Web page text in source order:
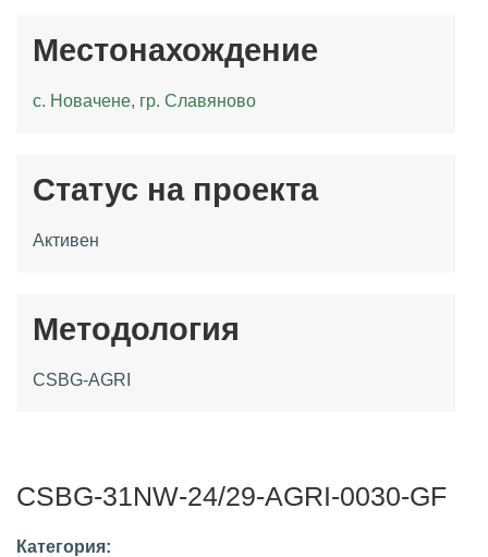
Местонахождение
с. Новачене, гр. Славяново
Статус на проекта
Активен
Методология
CSBG-AGRI
CSBG-31NW-24/29-AGRI-0030-GF
Категория: